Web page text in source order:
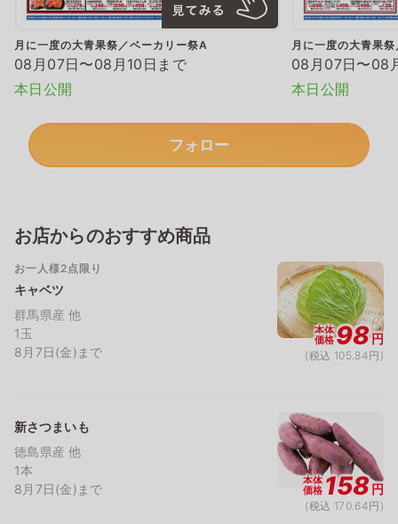
月に一度の大青果祭／ベーカリー祭A
08月07日〜08月10日まで
本日公開
月に一度の大青果
08月07日〜08
本日公開
フォロー
お店からのおすすめ商品
お一人様2点限り
キャベツ
群馬県産 他
1玉
8月7日(金)まで
本体
価格98円
(税込 105.84円)
新さつまいも
徳島県産 他
1本
8月7日(金)まで
本体
価格 158円
(税込 170.64円)